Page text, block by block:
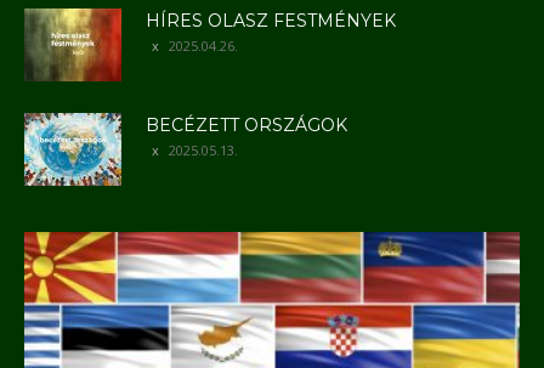
HÍRES OLASZ FESTMÉNYEK
2025.04.26.
BECÉZETT ORSZÁGOK
2025.05.13.